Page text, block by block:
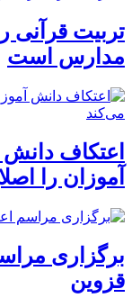
تربیت قرآنی
مدارس است
اعتکاف
آموزان را
برگزاری
قزوین